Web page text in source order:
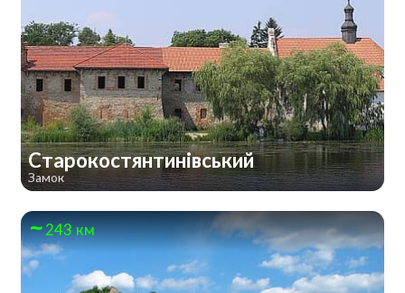
Старокостянтинівський
Замок
243 км